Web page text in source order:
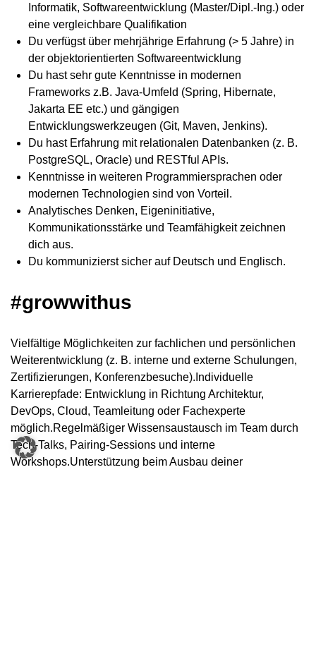
Informatik, Softwareentwicklung (Master/Dipl.-Ing.) oder
eine vergleichbare Qualifikation
Du verfügst über mehrjährige Erfahrung (> 5 Jahre) in
der objektorientierten Softwareentwicklung
Du hast sehr gute Kenntnisse in modernen
Frameworks z.B. Java-Umfeld (Spring, Hibernate,
Jakarta EE etc.) und gängigen
Entwicklungswerkzeugen (Git, Maven, Jenkins).
Du hast Erfahrung mit relationalen Datenbanken (z. B.
PostgreSQL, Oracle) und RESTful APIs.
Kenntnisse in weiteren Programmiersprachen oder
modernen Technologien sind von Vorteil.
Analytisches Denken, Eigeninitiative,
Kommunikationsstärke und Teamfähigkeit zeichnen
dich aus.
Du kommunizierst sicher auf Deutsch und Englisch.
#growwithus
Vielfältige Möglichkeiten zur fachlichen und persönlichen
Weiterentwicklung (z. B. interne und externe Schulungen,
Zertifizierungen, Konferenzbesuche).Individuelle
Karrierepfade: Entwicklung in Richtung Architektur,
DevOps, Cloud, Teamleitung oder Fachexperte
möglich.Regelmäßiger Wissensaustausch im Team durch
Tech-Talks, Pairing-Sessions und interne
Workshops.Unterstützung beim Ausbau deiner